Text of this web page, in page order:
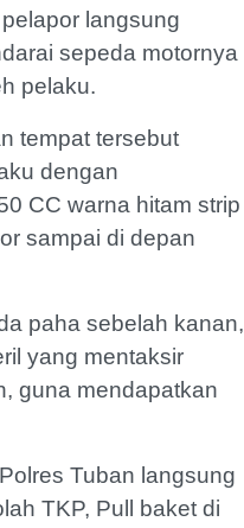
langsung
sepeda motornya
pelaku.
tempat tersebut
dengan
CC warna hitam strip
sampai di depan
paha sebelah kanan,
yang mentaksir
guna mendapatkan
Tuban langsung
TKP, Pull baket di